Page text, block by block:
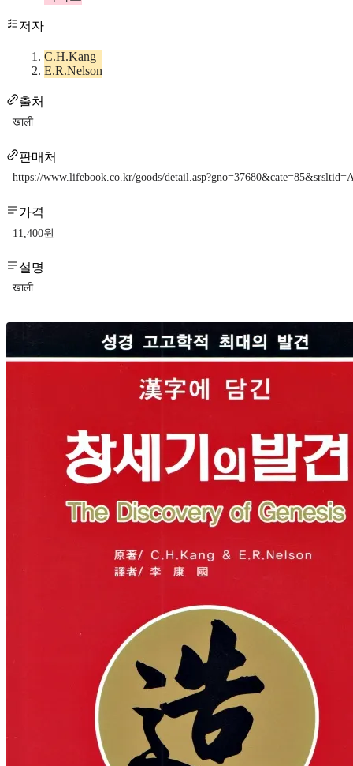
저자
C.H.Kang
E.R.Nelson
출처
खाली
판매처
https://www.lifebook.co.kr/goods/
가격
11,400원
설명
खाली